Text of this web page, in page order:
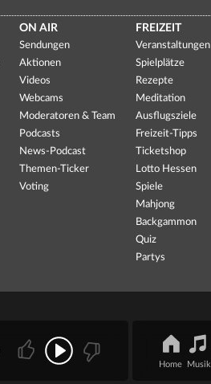
ON AIR
Sendungen
Aktionen
Videos
Webcams
Moderatoren & Team
Podcasts
News-Podcast
Themen-Ticker
Voting
FREIZEIT
Veranstaltungen
Spielplätze
Rezepte
Meditation
Ausflugsziele
Freizeit-Tipps
Ticketshop
Lotto Hessen
Spiele
Mahjong
Backgammon
Quiz
Partys
Home Musik